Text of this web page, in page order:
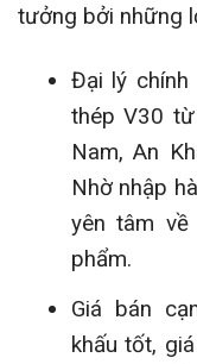
tưởng bởi những
Đại lý chính
thép V30
Nam, An
Nhờ nhập
yên tâm
phẩm.
Giá bán
khấu tốt,